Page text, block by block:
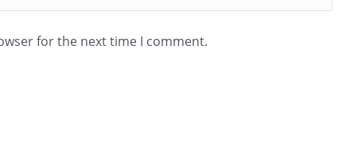
for the next time I comment.